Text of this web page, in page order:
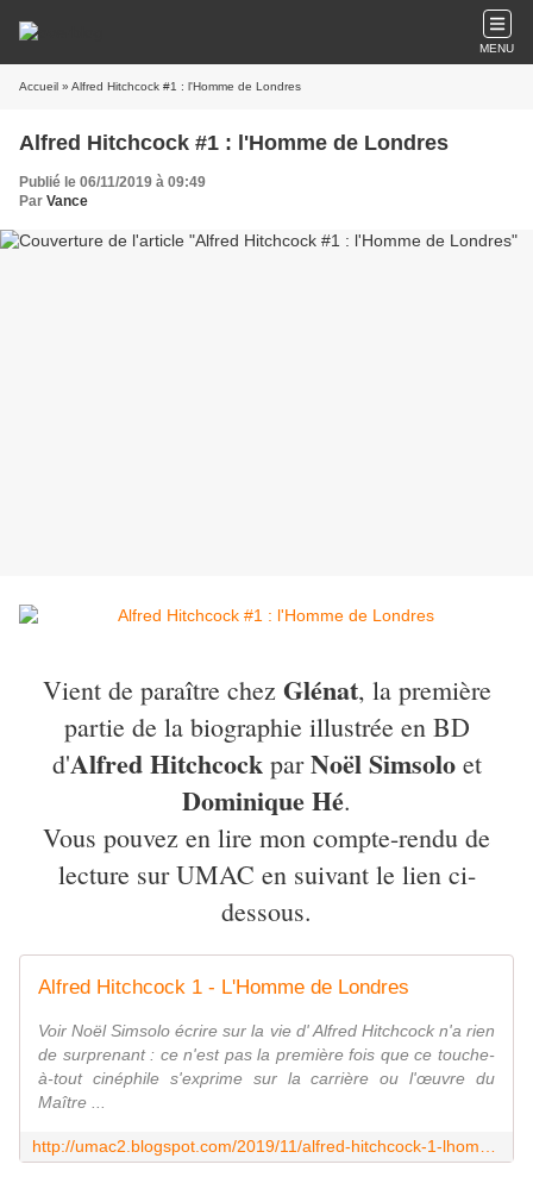
MENU
Accueil » Alfred Hitchcock #1 : l'Homme de Londres
Alfred Hitchcock #1 : l'Homme de Londres
Publié le 06/11/2019 à 09:49
Par Vance
Vient de paraître chez Glénat, la première
partie de la biographie illustrée en BD
d'Alfred HitchcockparNoël Simsoloet
Dominique Hé.
Vous pouvez en lire mon compte-rendu de
lecture sur UMAC en suivant le lien ci-
dessous.
Alfred Hitchcock 1 - L'Homme de Londres
Voir Noël Simsolo écrire sur la vie d' Alfred Hitchcock n'a rien
de surprenant : ce n'est pas la première fois que ce touche-
à-tout cinéphile s'exprime sur la carrière ou l'œuvre du
Maître ...